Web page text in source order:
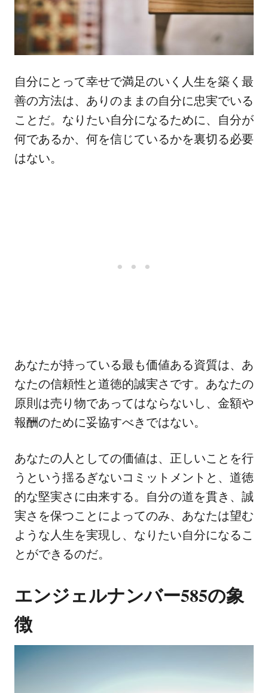
自分にとって幸せで満足のいく人生を築く最
善の方法は、ありのままの自分に忠実でいる
ことだ。なりたい自分になるために、自分が
何であるか、何を信じているかを裏切る必要
はない。
あなたが持っている最も価値ある資質は、あ
なたの信頼性と道徳的誠実さです。あなたの
原則は売り物であってはならないし、金額や
報酬のために妥協すべきではない。
あなたの人としての価値は、正しいことを行
うという揺るぎないコミットメントと、道徳
的な堅実さに由来する。自分の道を貫き、誠
実さを保つことによってのみ、あなたは望む
ような人生を実現し、なりたい自分になるこ
とができるのだ。
エンジェルナンバー585の象
徴